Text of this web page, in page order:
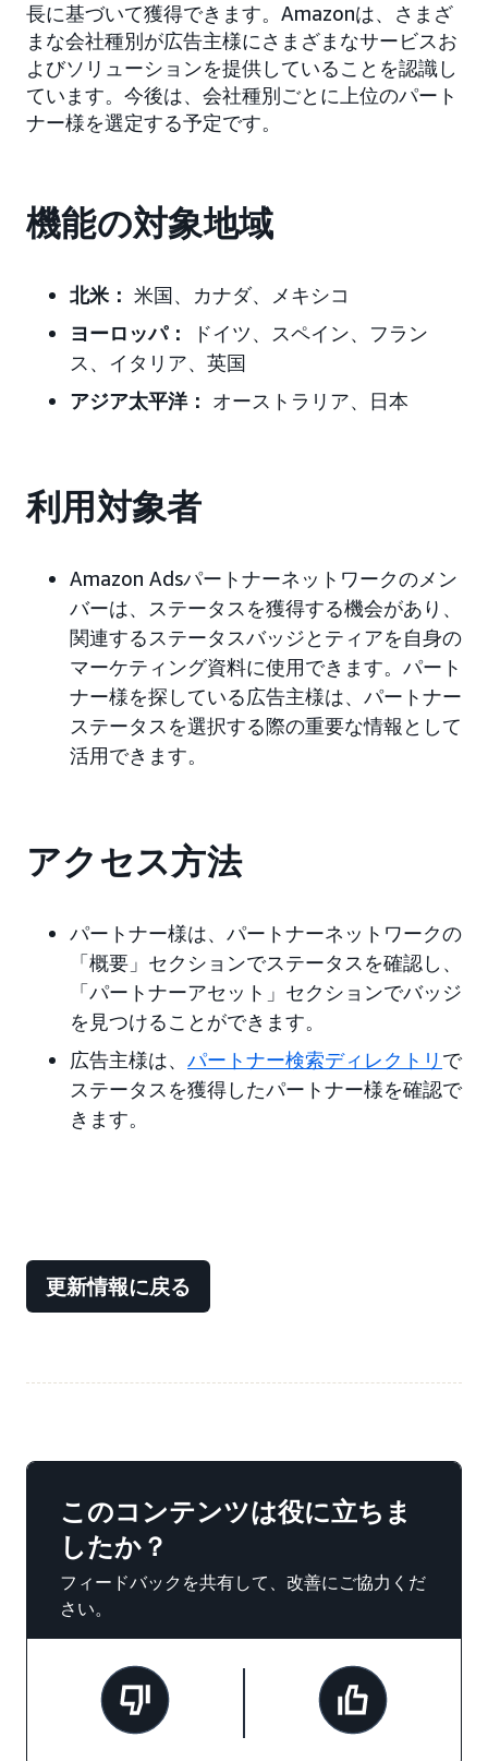
長に基づいて獲得できます。Amazonは、さまざ
まな会社種別が広告主様にさまざまなサービスお
よびソリューションを提供していることを認識し
ています。今後は、会社種別ごとに上位のパート
ナー様を選定する予定です。
機能の対象地域
北米： 米国、カナダ、メキシコ
ヨーロッパ：
ドイツ、スペイン、フラン
ス、イタリア、英国
アジア太平洋： オーストラリア、日本
利用対象者
Amazon Adsパートナーネットワークのメン
バーは、ステータスを獲得する機会があり、
関連するステータスバッジとティアを自身の
マーケティング資料に使用できます。パート
ナー様を探している広告主様は、パートナー
ステータスを選択する際の重要な情報として
活用できます。
アクセス方法
パートナー様は、パートナーネットワークの
「概要」セクションでステータスを確認し、
「パートナーアセット」セクションでバッジ
を見つけることができます。
広告主様は、 パートナー検索ディレクトリ で
ステータスを獲得したパートナー様を確認で
きます。
更新情報に戻る
このコンテンツは役に立ちま
したか？
フィードバックを共有して、改善にご協力くだ
さい。